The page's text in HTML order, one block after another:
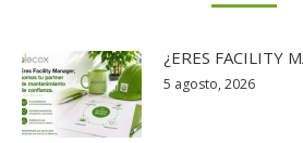
¿ERES FACILITY
5 agosto, 2026